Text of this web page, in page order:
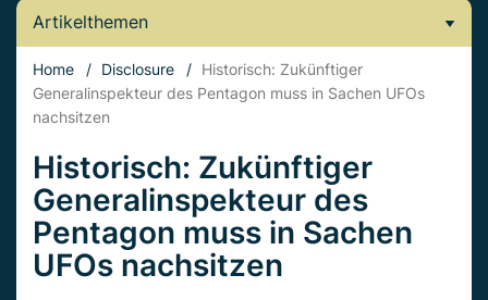
Artikelthemen
Home / Disclosure / Historisch: Zukünftiger
Generalinspekteur des Pentagon muss in Sachen UFOs
nachsitzen
Historisch: Zukünftiger
Generalinspekteur des
Pentagon muss in Sachen
UFOs nachsitzen